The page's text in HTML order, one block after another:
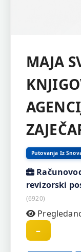
MAJA
Putovanja Iz
revizorski
(6920)
–